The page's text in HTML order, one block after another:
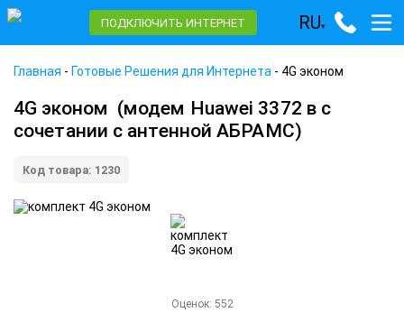
ПОДКЛЮЧИТЬ ИНТЕРНЕТ RU▾
Главная - Готовые Решения для Интернета - 4G эконом
4G эконом (модем Huawei 3372 в с
сочетании с антенной АБРАМС)
Код товара: 1230
Оценок: 552